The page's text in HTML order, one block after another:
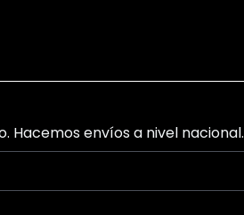
Hacemos envíos a nivel nacional.